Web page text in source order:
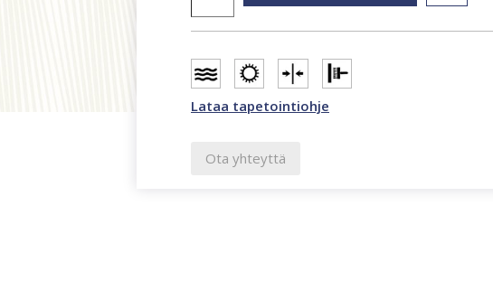
valkoinen
tapetti
347343
määrä
Lataa tapetointiohje
Ota yhteyttä